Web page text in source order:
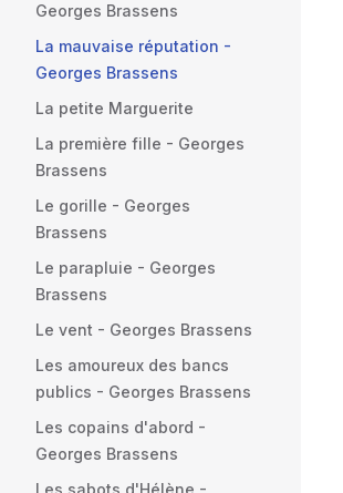
Georges Brassens
La mauvaise réputation -
Georges Brassens
La petite Marguerite
La première fille - Georges
Brassens
Le gorille - Georges
Brassens
Le parapluie - Georges
Brassens
Le vent - Georges Brassens
Les amoureux des bancs
publics - Georges Brassens
Les copains d'abord -
Georges Brassens
Les sabots d'Hélène -